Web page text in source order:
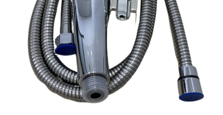
Login
Lost password?